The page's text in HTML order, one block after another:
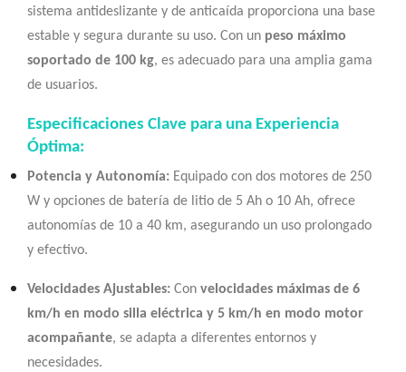
sistema antideslizante y de anticaída proporciona una base
estable y segura durante su uso. Con un peso máximo
soportado de 100 kg, es adecuado para una amplia gama
de usuarios.
Especificaciones Clave para una Experiencia
Óptima:
Potencia y Autonomía: Equipado con dos motores de 250
W y opciones de batería de litio de 5 Ah o 10 Ah, ofrece
autonomías de 10 a 40 km, asegurando un uso prolongado
y efectivo.
Velocidades Ajustables: Con velocidades máximas de 6
km/h en modo silla eléctrica y 5 km/h en modo motor
acompañante, se adapta a diferentes entornos y
necesidades.